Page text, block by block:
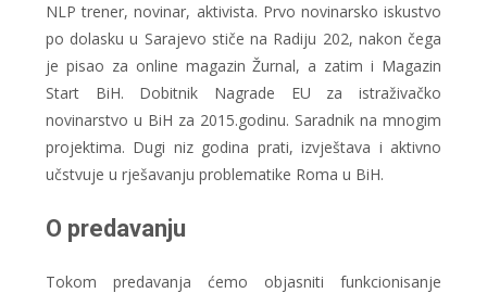
NLP trener, novinar, aktivista. Prvo novinarsko iskustvo
po dolasku u Sarajevo stiče na Radiju 202, nakon čega
je pisao za online magazin Žurnal, a zatim i Magazin
Start BiH. Dobitnik Nagrade EU za istraživačko
novinarstvo u BiH za 2015.godinu. Saradnik na mnogim
projektima. Dugi niz godina prati, izvještava i aktivno
učstvuje u rješavanju problematike Roma u BiH.
O predavanju
Tokom predavanja ćemo objasniti funkcionisanje